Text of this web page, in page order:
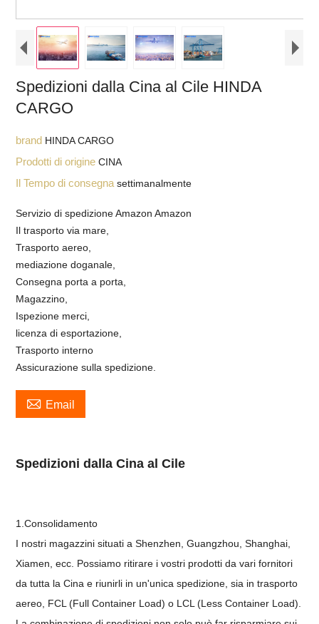
Spedizioni dalla Cina al Cile HINDA
CARGO
brand HINDA CARGO
Prodotti di origineCINA
Il Tempo di consegnasettimanalmente
Servizio di spedizione Amazon Amazon
Il trasporto via mare,
Trasporto aereo,
mediazione doganale,
Consegna porta a porta,
Magazzino,
Ispezione merci,
licenza di esportazione,
Trasporto interno
Assicurazione sulla spedizione.
 Email
Spedizioni dalla Cina al Cile
1.Consolidamento
I nostri magazzini situati a Shenzhen, Guangzhou, Shanghai,
Xiamen, ecc. Possiamo ritirare i vostri prodotti da vari fornitori
da tutta la Cina e riunirli in un'unica spedizione, sia in trasporto
aereo, FCL (Full Container Load) o LCL (Less Container Load).